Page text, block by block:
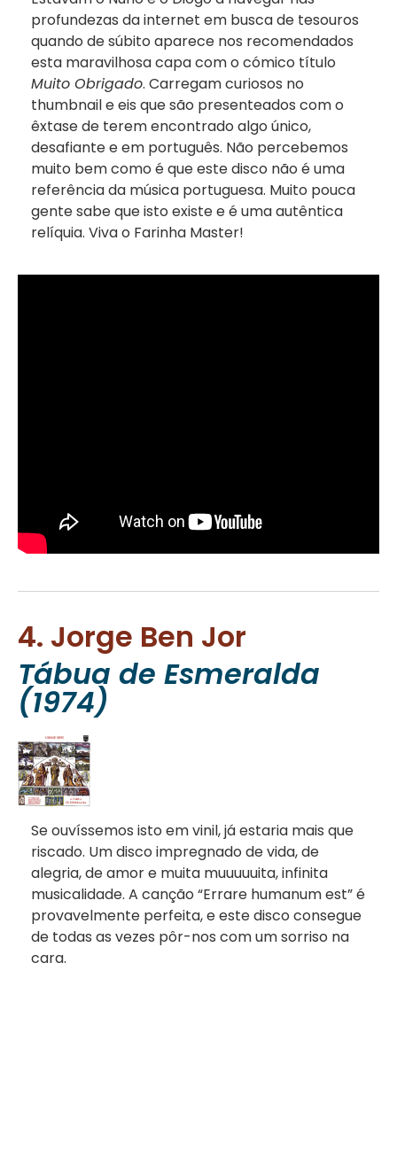
profundezas da internet em busca de tesouros
quando de súbito aparece nos recomendados
esta maravilhosa capa com o cómico título
Muito Obrigado. Carregam curiosos no
thumbnail e eis que são presenteados com o
êxtase de terem encontrado algo único,
desafiante e em português. Não percebemos
muito bem como é que este disco não é uma
referência da música portuguesa. Muito pouca
gente sabe que isto existe e é uma autêntica
relíquia. Viva o Farinha Master!
4. Jorge Ben Jor
Tábua de Esmeralda
(1974)
Se ouvíssemos isto em vinil, já estaria mais que
riscado. Um disco impregnado de vida, de
alegria, de amor e muita muuuuuita, infinita
musicalidade. A canção “Errare humanum est” é
provavelmente perfeita, e este disco consegue
de todas as vezes pôr-nos com um sorriso na
cara.